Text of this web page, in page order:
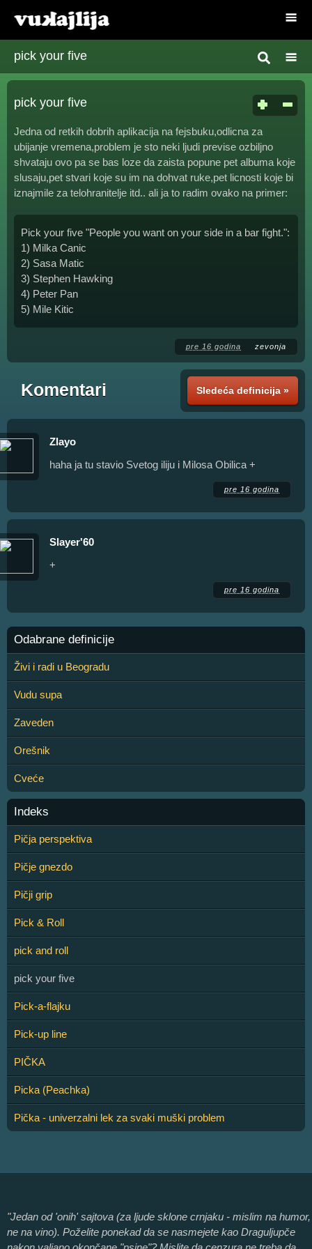
pick your five
pick your five
Jedna od retkih dobrih aplikacija na fejsbuku,odlicna za
ubijanje vremena,problem je sto neki ljudi previse ozbiljno
shvataju ovo pa se bas loze da zaista popune pet albuma koje
slusaju,pet stvari koje su im na dohvat ruke,pet licnosti koje bi
iznajmile za telohranitelje itd.. ali ja to radim ovako na primer:
Pick your five "People you want on your side in a bar fight.":
1) Milka Canic
2) Sasa Matic
3) Stephen Hawking
4) Peter Pan
5) Mile Kitic
pre 16 godina zevonja
Sledeća definicija »
Komentari
Zlayo
haha ja tu stavio Svetog iliju i Milosa Obilica +
pre 16 godina
Slayer'60
+
pre 16 godina
Odabrane definicije
Živi i radi u Beogradu
Vudu supa
Zaveden
Orešnik
Cveće
Indeks
Pičja perspektiva
Pičje gnezdo
Pičji grip
Pick & Roll
pick and roll
pick your five
Pick-a-flajku
Pick-up line
PIČKA
Picka (Peachka)
Pička - univerzalni lek za svaki muški problem
"Jedan od 'onih' sajtova (za ljude sklone crnjaku - mislim na humor,
ne na vino). Poželite ponekad da se nasmejete kao Draguljupče